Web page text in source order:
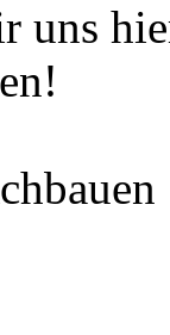
uns